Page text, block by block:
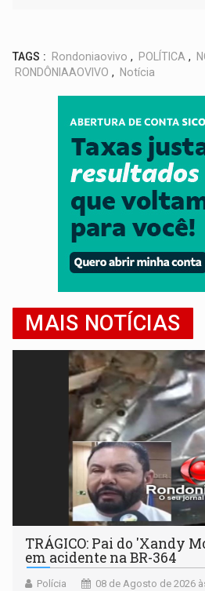
TAGS : Rondoniaovivo , POLÍTICA ,
RONDÔNIAAOVIVO , Notícia
MAIS NOTÍCIAS
TRÁGICO: Pai do 'Xandy
em acidente na BR-364
Polícia 08 de Agosto de 2026